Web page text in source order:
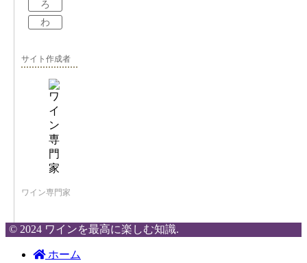
ろ
わ
サイト作成者
ワイン専門家
© 2024 ワインを最高に楽しむ知識.
ホーム